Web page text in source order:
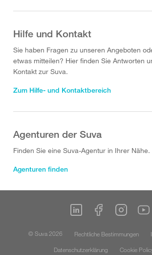
Hilfe und Kontakt
Sie haben Fragen zu unseren Angeboten
etwas mitteilen? Hier finden Sie Antworten
Kontakt zur Suva.
Zum Hilfe- und Kontaktbereich
Agenturen der Suva
Finden Sie eine Suva-Agentur in Ihrer Nähe.
Agenturen finden
© Suva 2026 Rechtliche Bestimmungen
Datenschutzerklärung
Cookie